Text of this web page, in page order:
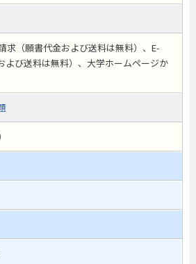
求（願書代金および送料は無料）、E-
よび送料は無料）、大学ホームページか